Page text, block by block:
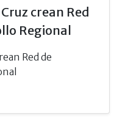
crean Red
Regional
Red de